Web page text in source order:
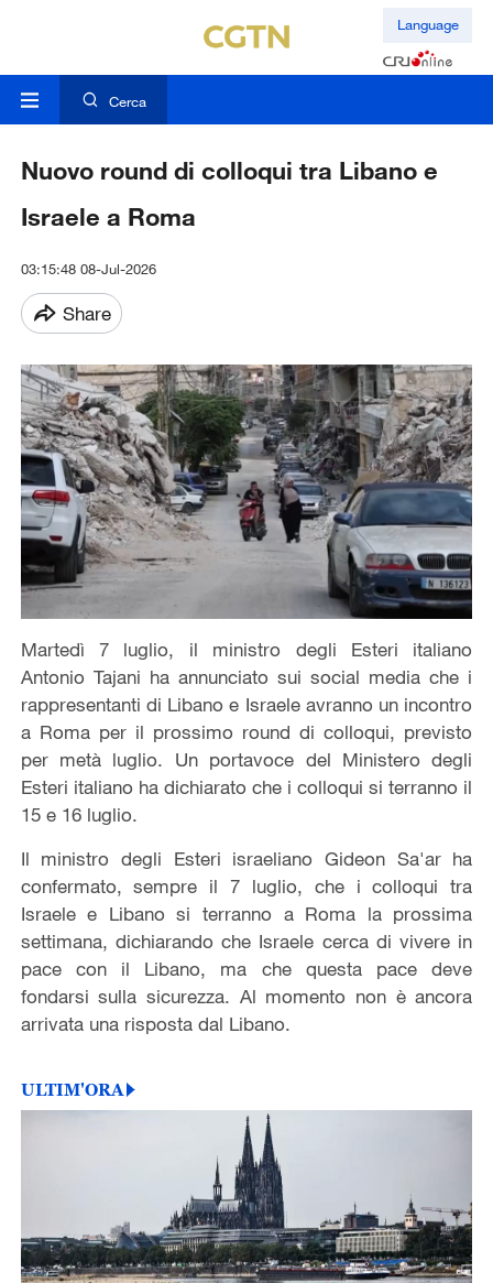
Language
Cerca
Nuovo round di colloqui tra Libano e
Israele a Roma
03:15:48 08-Jul-2026
Share
Martedì 7 luglio, il ministro degli Esteri italiano
Antonio Tajani ha annunciato sui social media che i
rappresentanti di Libano e Israele avranno un incontro
a Roma per il prossimo round di colloqui, previsto
per metà luglio. Un portavoce del Ministero degli
Esteri italiano ha dichiarato che i colloqui si terranno il
15 e 16 luglio.
Il ministro degli Esteri israeliano Gideon Sa'ar ha
confermato, sempre il 7 luglio, che i colloqui tra
Israele e Libano si terranno a Roma la prossima
settimana, dichiarando che Israele cerca di vivere in
pace con il Libano, ma che questa pace deve
fondarsi sulla sicurezza. Al momento non è ancora
arrivata una risposta dal Libano.
ULTIM'ORA